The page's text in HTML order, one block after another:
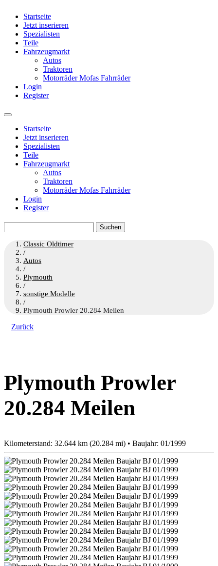
Startseite
Jetzt inserieren
Spezialisten
Teile
Fahrzeugmarkt
Autos
Traktoren
Motorräder Mofas Fahrräder
Login
Register
Startseite
Jetzt inserieren
Spezialisten
Teile
Fahrzeugmarkt
Autos
Traktoren
Motorräder Mofas Fahrräder
Login
Register
nach:
Classic Oldtimer
/
Autos
/
Plymouth
/
sonstige Modelle
/
Plymouth Prowler 20.284 Meilen
Zurück
Plymouth Prowler
20.284 Meilen
Kilometerstand: 32.644 km (20.284 mi) • Baujahr: 01/1999